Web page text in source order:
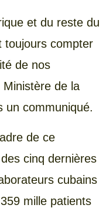
et du reste du
toujours compter
de nos
de la
un communiqué.
de ce
cinq dernières
cubains
mille patients